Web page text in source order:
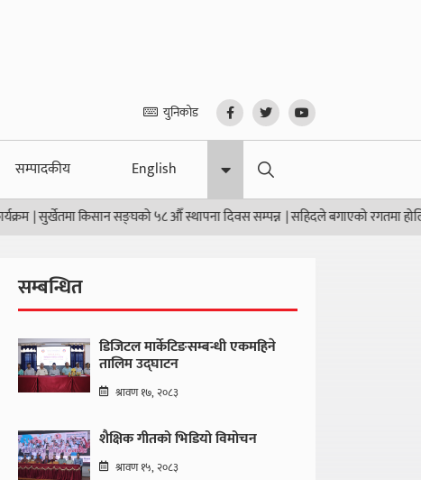
युनिकोड
सम्पादकीय
English
|सुर्खेतमा किसान सङ्घको ५८ औँ स्थापना दिवस सम्पन्न |सहिदले बगाएको रगतमा होलि
सम्बन्धित
डिजिटल मार्केटिङसम्बन्धी एकमहिने
तालिम उद्घाटन
श्रावण १७, २०८३
शैक्षिक गीतको भिडियो विमोचन
श्रावण १५, २०८३